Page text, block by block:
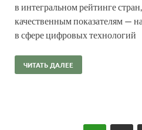
в интегральном рейтинге
качественным показателям —
в сфере цифровых технологий
ЧИТАТЬ ДАЛЕЕ